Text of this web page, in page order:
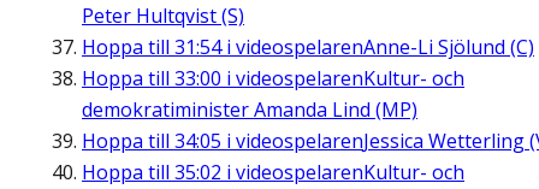
Peter Hultqvist (S)
Hoppa till 31:54i videospelarenAnne-Li Sjölund (C)
Hoppa till 33:00 i videospelarenKultur- och
demokratiminister Amanda Lind (MP)
Hoppa till 34:05 i videospelarenJessica Wetterling
Hoppa till 35:02 i videospelarenKultur- och